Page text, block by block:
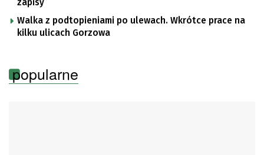
zapisy
Walka z podtopieniami po ulewach. Wkrótce prace na
kilku ulicach Gorzowa
popularne